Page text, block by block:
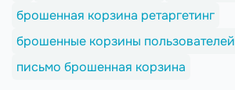
брошенная корзина ретаргетинг
брошенные корзины пользователей
письмо брошенная корзина